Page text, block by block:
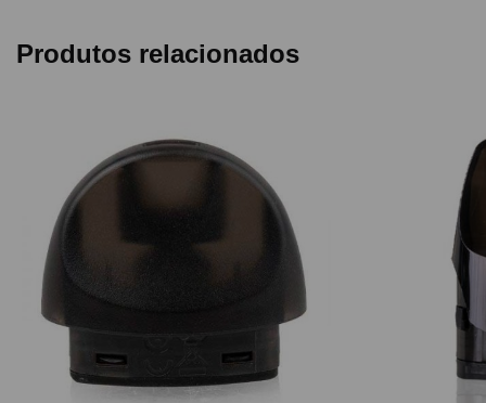
Produtos relacionados